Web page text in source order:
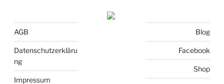
AGB
Datenschutzerkläru
ng
Impressum
Blog
Facebook
Shop